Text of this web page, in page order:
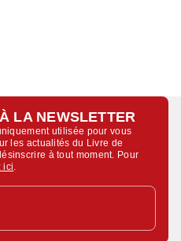
LA NEWSLETTER
utilisée pour vous
les actualités du Livre de
à tout moment. Pour
ici